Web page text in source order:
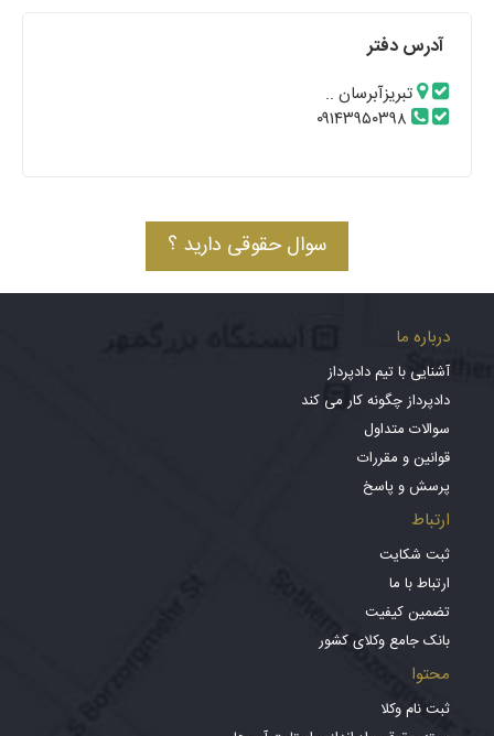
آدرس دفتر
تبریزآبرسان ..
۰۹۱۴۳۹۵۰۳۹۸
سوال حقوقی دارید ؟
درباره ما
آشنایی با تیم دادپرداز
دادپرداز چگونه کار می کند
سوالات متداول
قوانین و مقررات
پرسش و پاسخ
ارتباط
ثبت شکایت
ارتباط با ما
تضمین کیفیت
بانک جامع وکلای کشور
محتوا
ثبت نام وکلا